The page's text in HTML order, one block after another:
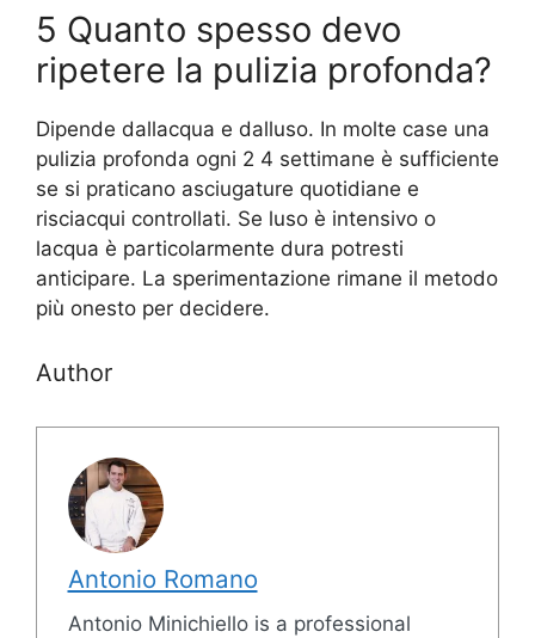
5 Quanto spesso devo
ripetere la pulizia profonda?
Dipende dallacqua e dalluso. In molte case una
pulizia profonda ogni 2 4 settimane è sufficiente
se si praticano asciugature quotidiane e
risciacqui controllati. Se luso è intensivo o
lacqua è particolarmente dura potresti
anticipare. La sperimentazione rimane il metodo
più onesto per decidere.
Author
Antonio Romano
Antonio Minichiello is a professional